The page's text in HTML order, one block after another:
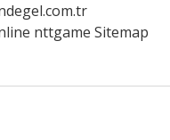
nttgame Sitemap